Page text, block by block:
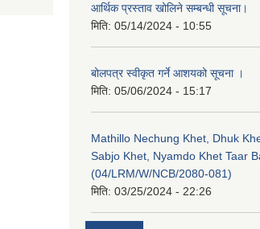
आर्थिक प्रस्ताव खोलिने सम्बन्धी सूचना।
मिति: 05/14/2024 - 10:55
बोलपत्र स्वीकृत गर्ने आशयको सूचना ।
मिति: 05/06/2024 - 15:17
Mathillo Nechung Khet, Dhuk
Sabjo Khet, Nyamdo Khet Taar
(04/LRM/W/NCB/2080-081)
मिति: 03/25/2024 - 22:26